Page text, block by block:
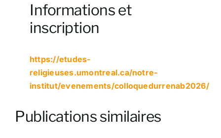
Informations et
inscription
https://etudes-
religieuses.umontreal.ca/notre-
institut/evenements/colloquedurrenab2026/
Publications similaires